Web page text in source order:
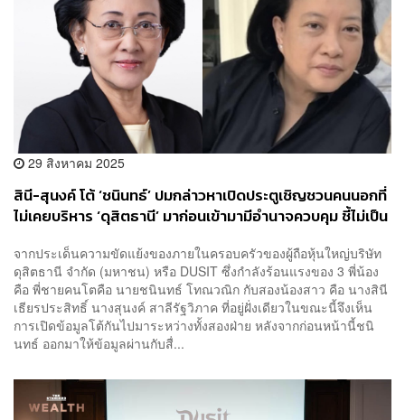
29 สิงหาคม 2025
สินี-สุนงค์ โต้ ‘ชนินทธ์’ ปมกล่าวหาเปิดประตูเชิญชวนคนนอกที่
ไม่เคยบริหาร ‘ดุสิตธานี’ มาก่อนเข้ามามีอำนาจควบคุม ชี้ไม่เป็น
จากประเด็นความขัดแย้งของภายในครอบครัวของผู้ถือหุ้นใหญ่บริษัท
ดุสิตธานี จำกัด (มหาชน) หรือ DUSIT ซึ่งกำลังร้อนแรงของ 3 พี่น้อง
คือ พี่ชายคนโตคือ นายชนินทธ์ โทณวณิก กับสองน้องสาว คือ นางสินี
เธียรประสิทธิ์ นางสุนงค์ สาลีรัฐวิภาค ที่อยู่ฝั่งเดียวในขณะนี้จึงเห็น
การเปิดข้อมูลโต้กันไปมาระหว่างทั้งสองฝ่าย หลังจากก่อนหน้านี้ชนิ
นทธ์ ออกมาให้ข้อมูลผ่านกับสื่...